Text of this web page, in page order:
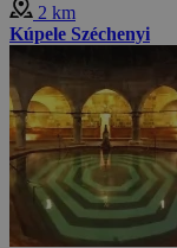
2 km
Kúpele Széchenyi